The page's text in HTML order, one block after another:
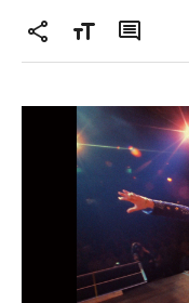
공
유
기
글
자
기
변
경
댓
글